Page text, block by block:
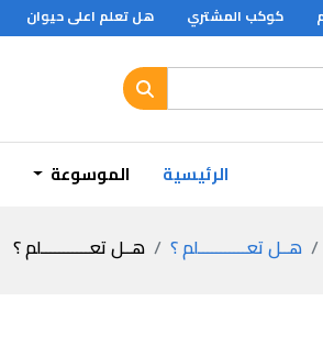
كوكب المشتري هل تعلم اعلى حيوان
الرئيسية الموسوعة
هــل تعـــــــــــلم ؟ هــل تعـــــــــــلم ؟